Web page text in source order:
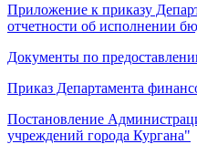
Приложение к приказу
отчетности об исполнении
Документы по
Приказ Департамента
Постановление
учреждений города Кургана"